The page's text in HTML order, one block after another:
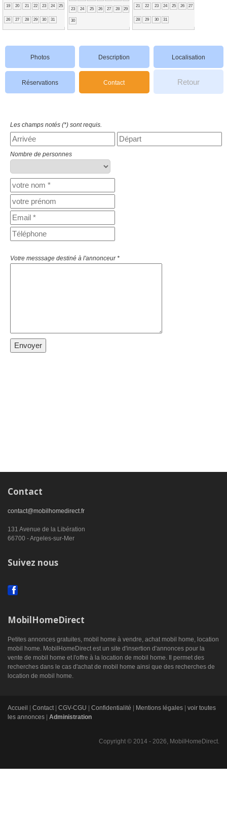
19 20 21 22 23 24 25
26 27 28 29 30 31
23 24 25 26 27 28 29
30
21 22 23 24 25 26 27
28 29 30 31
Photos Description Localisation
Réservations Contact Retour
Les champs notés (*) sont requis.
Nombre de personnes
Votre messsage destiné à l'annonceur *
Contact
contact@mobilhomedirect.fr
131 Avenue de la Libération
66700 - Argeles-sur-Mer
Suivez nous
MobilHomeDirect
Petites annonces gratuites, mobil home à vendre, achat mobil home, location
mobil home. MobilHomeDirect est un site d'insertion d'annonces pour la
vente de mobil home et l'offre à la location de mobil home. Il permet des
recherches dans le cas d'achat de mobil home ainsi que des recherches de
location de mobil home.
Accueil Contact| CGV-CGU Confidentialité Mentions légales
voir toutes
les annonces
Administration
Copyright © 2014 - 2026, MobilHomeDirect.